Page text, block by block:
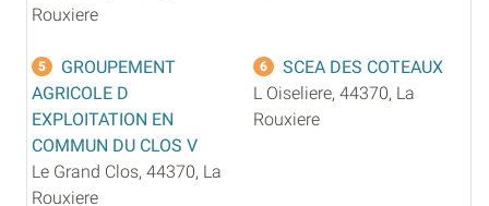
Rouxiere
5
GROUPEMENT
AGRICOLE D
EXPLOITATION EN
COMMUN DU CLOS V
Le Grand Clos, 44370, La
Rouxiere
6
SCEA DES COTEAUX
L Oiseliere, 44370, La
Rouxiere